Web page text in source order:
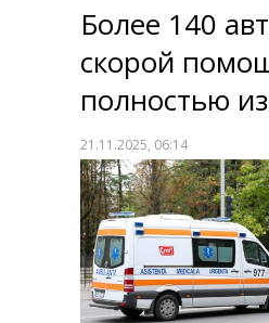
Более 140
скорой
полностью
21.11.2025, 06:14